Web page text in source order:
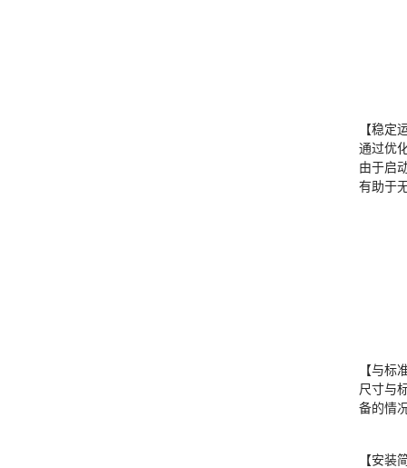
【稳定
通过优
由于启
有助于
【与标
尺寸与
备的情
【安装